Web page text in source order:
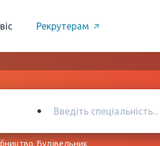
Рекрутерам
,Будівельник